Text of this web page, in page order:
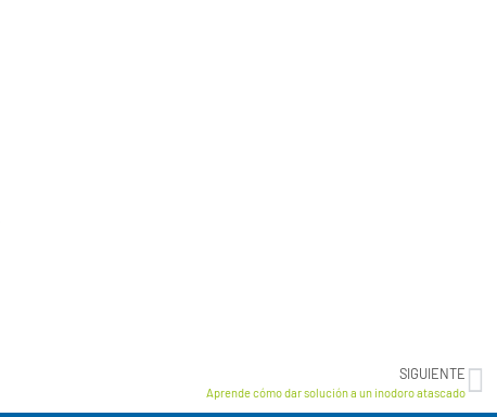
SIGUIENTE
Aprende cómo dar solución a un inodoro atascado